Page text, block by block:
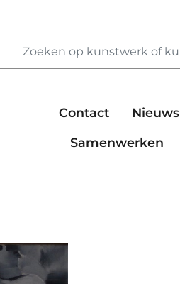
Contact Nieuws
Samenwerken